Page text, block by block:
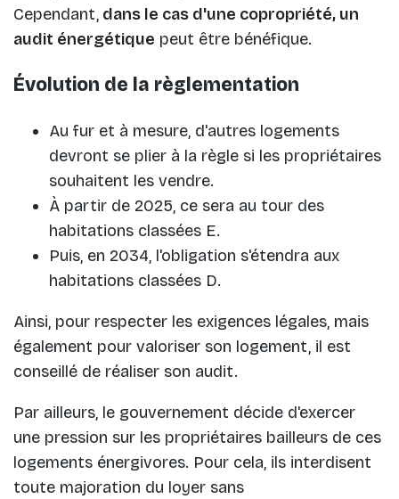
Cependant, dans le cas d'une copropriété, un
audit énergétique peut être bénéfique.
Évolution de la règlementation
Au fur et à mesure, d'autres logements
devront se plier à la règle si les propriétaires
souhaitent les vendre.
À partir de 2025, ce sera au tour des
habitations classées E.
Puis, en 2034, l'obligation s'étendra aux
habitations classées D.
Ainsi, pour respecter les exigences légales, mais
également pour valoriser son logement, il est
conseillé de réaliser son audit.
Par ailleurs, le gouvernement décide d'exercer
une pression sur les propriétaires bailleurs de ces
logements énergivores. Pour cela, ils interdisent
toute majoration du loyer sans